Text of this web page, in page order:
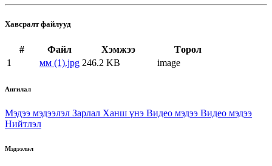
Хавсралт файлууд
# Файл Хэмжээ
Төрөл
1
мм (1).jpg 246.2 KB image
Ангилал
Мэдээ мэдээлэл Зарлал Ханш үнэ Видео мэдээ Видео мэдээ
Нийтлэл
Мэдээлэл